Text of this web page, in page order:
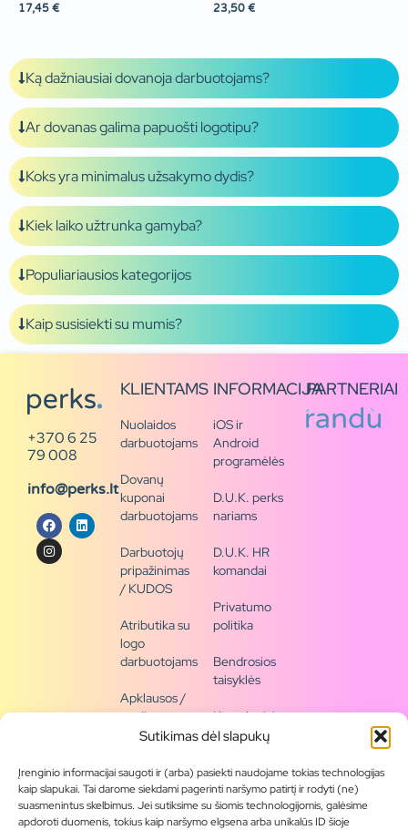
Sutikimas dėl slapukų
Įrenginio informacijai saugoti ir (arba) pasiekti naudojame tokias technologijas
kaip slapukai. Tai darome siekdami pagerinti naršymo patirtį ir rodyti (ne)
suasmenintus skelbimus. Jei sutiksime su šiomis technologijomis, galėsime
apdoroti duomenis, tokius kaip naršymo elgsena arba unikalūs ID šioje
17,45 € 23,50 €
Ką dažniausiai dovanoja darbuotojams?
Ar dovanas galima papuošti logotipu?
Koks yra minimalus užsakymo dydis?
Kiek laiko užtrunka gamyba?
Populiariausios kategorijos
Kaip susisiekti su mumis?
+370 6 25
79 008
info@perks.lt
KLIENTAMS
Nuolaidos
darbuotojams
Dovanų
kuponai
darbuotojams
Darbuotojų
pripažinimas
/ KUDOS
Atributika su
logo
darbuotojams
Apklausos /
naujienų
siena
Tapkite
partneriu
Visas
INFORMACIJA
iOS ir
Android
programėlės
D.U.K. perks
nariams
D.U.K. HR
komandai
Privatumo
politika
Bendrosios
taisyklės
Kontaktai /
rekvizitai
PARTNERIAI